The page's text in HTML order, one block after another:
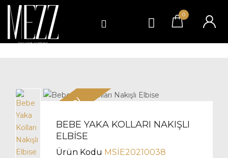
0
TÜKENDİ
BEBE YAKA KOLLARI NAKIŞLI
ELBISE
Ürün Kodu MSİE20210038